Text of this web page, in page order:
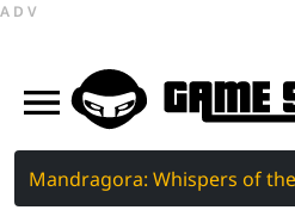
ADV
Mandragora: Whispers of